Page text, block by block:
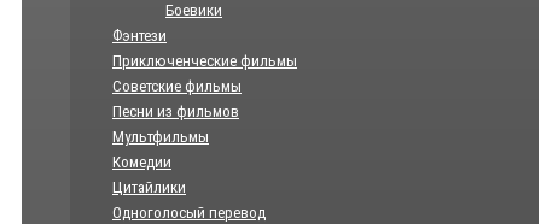
Боевики
Фэнтези
Приключенческие фильмы
Советские фильмы
Песни из фильмов
Мультфильмы
Комедии
Цитайлики
Одноголосый перевод